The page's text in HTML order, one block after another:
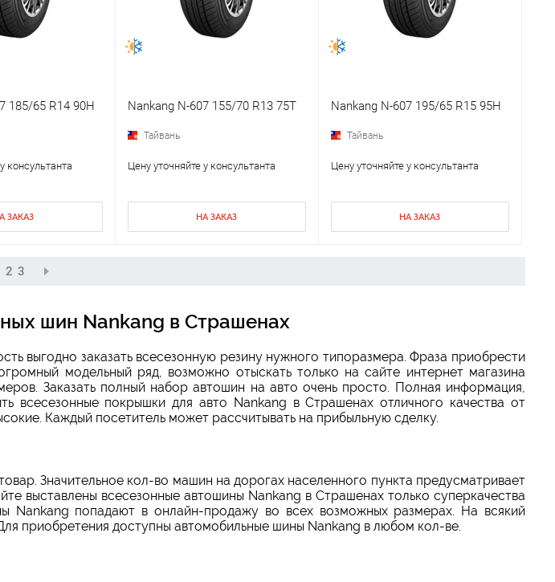
185/65 R14 90H
консультанта
ЗАКАЗ
Nankang N-607 155/70 R13 75T
Тайвань
Цену уточняйте у консультанта
НА ЗАКАЗ
Nankang N-607 195/65 R15 95H
Тайвань
Цену уточняйте у консультанта
НА ЗАКАЗ
2 3
шин Nankang в Страшенах
выгодно заказать всесезонную резину нужного типоразмера. Фраза приобрести
модельный ряд, возможно отыскать только на сайте интернет магазина
Заказать полный набор автошин на авто очень просто. Полная информация,
всесезонные покрышки для авто Nankang в Страшенах отличного качества от
Каждый посетитель может рассчитывать на прибыльную сделку.
Значительное кол-во машин на дорогах населенного пункта предусматривает
выставлены всесезонные автошины Nankang в Страшенах только суперкачества
Nankang попадают в онлайн-продажу во всех возможных размерах. На всякий
приобретения доступны автомобильные шины Nankang в любом кол-ве.